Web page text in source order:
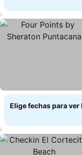
Elige fechas para